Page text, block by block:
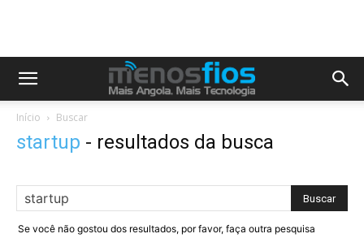
Início Buscar
startup - resultados da busca
Se você não gostou dos resultados, por favor, faça outra pesquisa